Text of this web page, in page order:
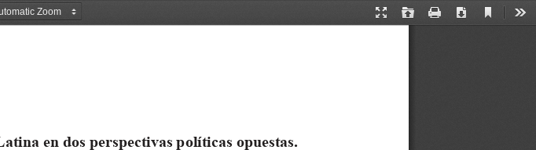
Presentation
Open Print Download
Current
a en dos perspectivas políticas opuestas.